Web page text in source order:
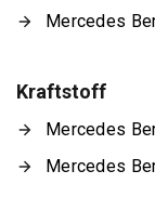
Mercedes
Kraftstoff
Mercedes
Mercedes